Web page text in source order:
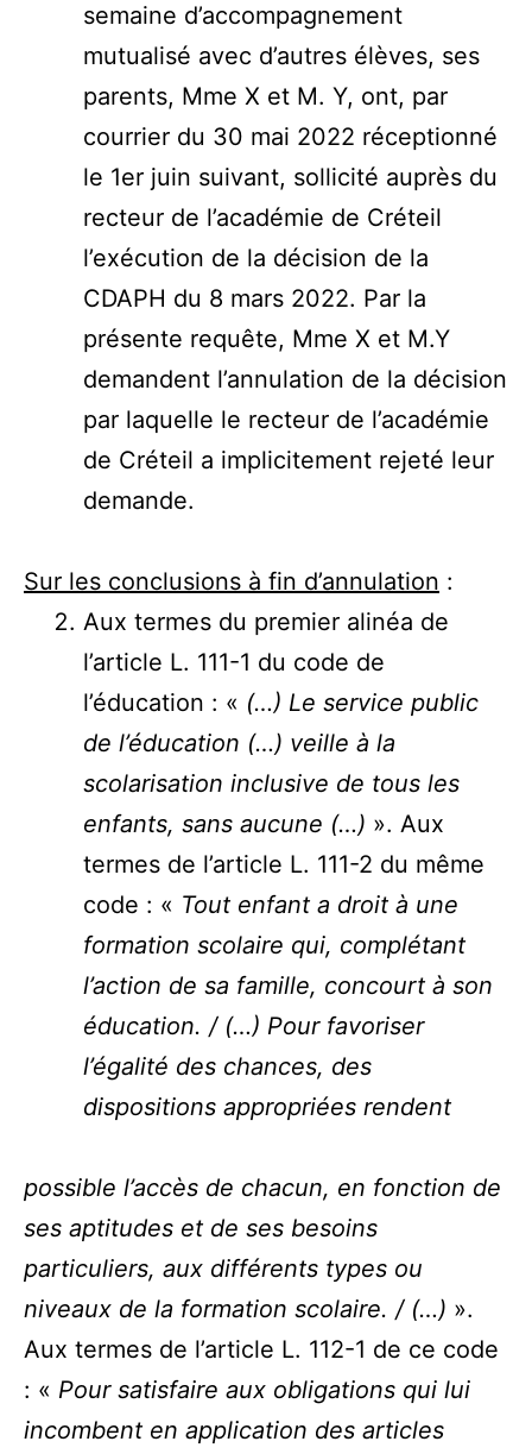
semaine d’accompagnement
mutualisé avec d’autres élèves, ses
parents, Mme X et M. Y, ont, par
courrier du 30 mai 2022 réceptionné
le 1er juin suivant, sollicité auprès du
recteur de l’académie de Créteil
l’exécution de la décision de la
CDAPH du 8 mars 2022. Par la
présente requête, Mme X et M.Y
demandent l’annulation de la décision
par laquelle le recteur de l’académie
de Créteil a implicitement rejeté leur
demande.
Sur les conclusions à fin d’annulation :
Aux termes du premier alinéa de
l’article L. 111-1 du code de
l’éducation : « (…) Le service public
de l’éducation (…) veille à la
scolarisation inclusive de tous les
enfants, sans aucune (…) ». Aux
termes de l’article L. 111-2 du même
code : « Tout enfant a droit à une
formation scolaire qui, complétant
l’action de sa famille, concourt à son
éducation. / (…) Pour favoriser
l’égalité des chances, des
dispositions appropriées rendent
possible l’accès de chacun, en fonction de
ses aptitudes et de ses besoins
particuliers, aux différents types ou
niveaux de la formation scolaire. / (…) ».
Aux termes de l’article L. 112-1 de ce code
: « Pour satisfaire aux obligations qui lui
incombent en application des articles